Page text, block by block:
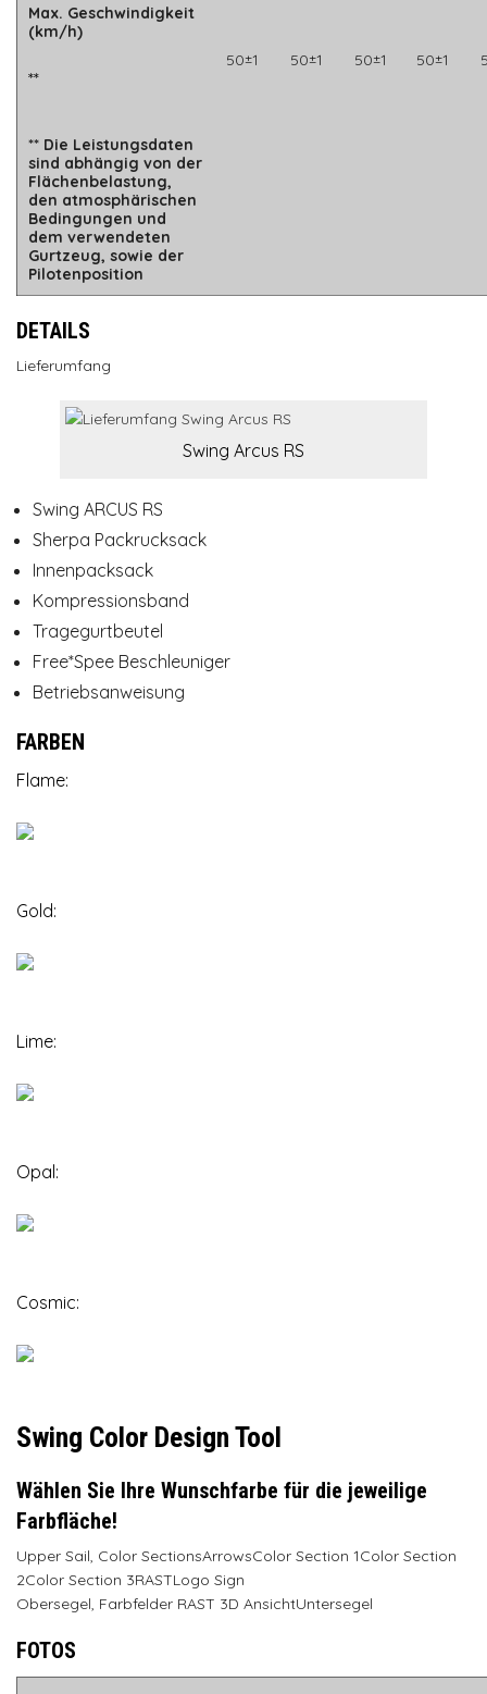
** Die Leistungsdaten
sind abhängig von der
Flächenbelastung,
den atmosphärischen
Bedingungen und
dem verwendeten
Gurtzeug, sowie der
Pilotenposition
Max. Geschwindigkeit
(km/h)
**
50±1 50±1 50±1 50±1
DETAILS
Lieferumfang
Swing Arcus RS
Swing ARCUS RS
Sherpa Packrucksack
Innenpacksack
Kompressionsband
Tragegurtbeutel
Free*Spee Beschleuniger
Betriebsanweisung
FARBEN
Flame:
Gold:
Lime:
Opal:
Cosmic:
Swing Color Design Tool
Wählen Sie Ihre Wunschfarbe für die jeweilige
Farbfläche!
Upper Sail, Color SectionsArrowsColor Section 1Color Section
2Color Section 3RASTLogo Sign
Obersegel, Farbfelder RAST 3D AnsichtUntersegel
FOTOS